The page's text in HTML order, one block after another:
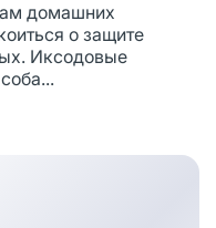
домашних
о защите
Иксодовые